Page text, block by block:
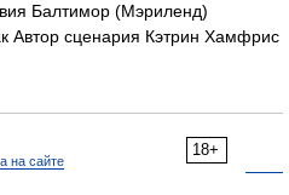
Балтимор (Мэриленд)
Автор сценария Кэтрин Хамфрис
18+
на сайте